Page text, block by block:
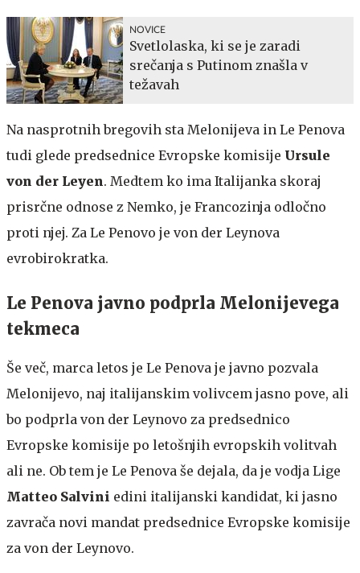
NOVICE
Svetlolaska, ki se je zaradi
srečanja s Putinom znašla v
težavah
Na nasprotnih bregovih sta Melonijeva in Le Penova
tudi glede predsednice Evropske komisije Ursule
von der Leyen. Medtem ko ima Italijanka skoraj
prisrčne odnose z Nemko, je Francozinja odločno
proti njej. Za Le Penovo je von der Leynova
evrobirokratka.
Le Penova javno podprla Melonijevega
tekmeca
Še več, marca letos je Le Penova je javno pozvala
Melonijevo, naj italijanskim volivcem jasno pove, ali
bo podprla von der Leynovo za predsednico
Evropske komisije po letošnjih evropskih volitvah
ali ne. Ob tem je Le Penova še dejala, da je vodja Lige
Matteo Salvini edini italijanski kandidat, ki jasno
zavrača novi mandat predsednice Evropske komisije
za von der Leynovo.